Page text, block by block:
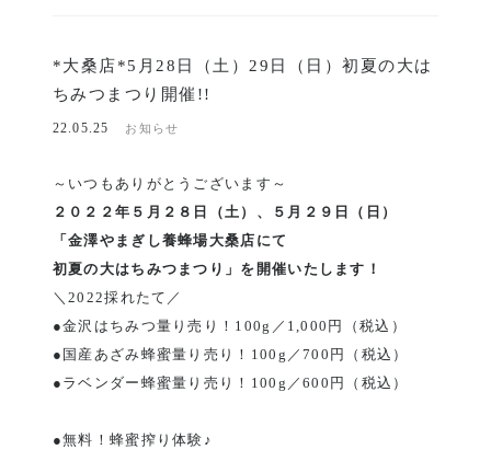
*大桑店*5月28日（土）29日（日）初夏の大は
ちみつまつり開催!!
22.05.25 お知らせ
～いつもありがとうございます～
２０２２年５月２８日（土）、５月２９日（日）
「金澤やまぎし養蜂場大桑店にて
初夏の大はちみつまつり」を開催いたします！
＼2022採れたて／
●金沢はちみつ量り売り！100g／1,000円（税込）
●国産あざみ蜂蜜量り売り！100g／700円（税込）
●ラベンダー蜂蜜量り売り！100g／600円（税込）
●無料！蜂蜜搾り体験♪